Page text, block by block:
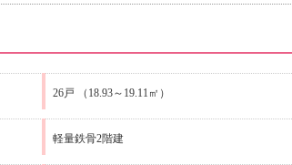
26戸 （18.93～19.11㎡）
軽量鉄骨2階建